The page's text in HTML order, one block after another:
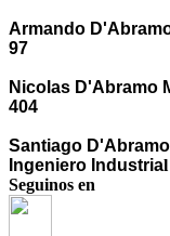
Armando
97
Nicolas D'Abramo
404
Santiago D'Abramo
Ingeniero Industrial
Seguinos en